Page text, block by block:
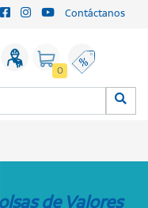
Contáctanos
0
de Valores